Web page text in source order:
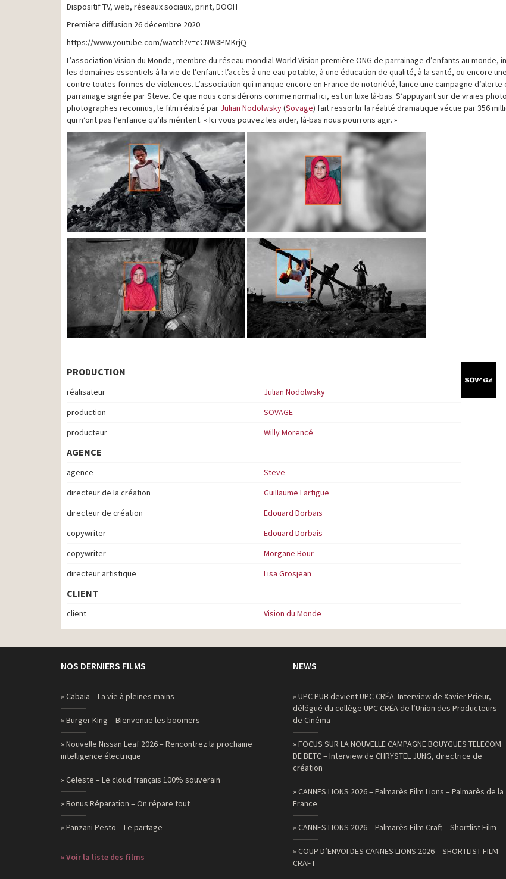
Dispositif TV, web, réseaux sociaux, print, DOOH
Première diffusion 26 décembre 2020
https://www.youtube.com/watch?v=cCNW8PMKrjQ
L’association Vision du Monde, membre du réseau mondial World Vision première ONG de parrainage d’enfants au monde,
les domaines essentiels à la vie de l’enfant : l’accès à une eau potable, à une éducation de qualité, à la santé, ou encore
contre toutes formes de violences. L’association qui manque encore en France de notoriété, lance une campagne d’alerte
parrainage signée par Steve. Ce que nous considérons comme normal ici, est un luxe là-bas. S’appuyant sur de vraies
photographes reconnus, le film réalisé par Julian Nodolwsky(Sovage) fait ressortir la réalité dramatique vécue par 356
qui n’ont pas l’enfance qu’ils méritent. « Ici vous pouvez les aider, là-bas nous pourrons agir. »
PRODUCTION
réalisateur
Julian Nodolwsky
production
SOVAGE
producteur
Willy Morencé
AGENCE
agence
Steve
directeur de la création
Guillaume Lartigue
directeur de création
Edouard Dorbais
copywriter
Edouard Dorbais
copywriter
Morgane Bour
directeur artistique
Lisa Grosjean
CLIENT
client Vision du Monde
NOS DERNIERS FILMS
» Cabaia – La vie à pleines mains
» Burger King – Bienvenue les boomers
» Nouvelle Nissan Leaf 2026 – Rencontrez la prochaine
intelligence électrique
» Celeste – Le cloud français 100% souverain
» Bonus Réparation – On répare tout
» Panzani Pesto – Le partage
» Voir la liste des films
NEWS
» UPC PUB devient UPC CRÉA. Interview de Xavier Prieur,
délégué du collège UPC CRÉA de l’Union des Producteurs
de Cinéma
» FOCUS SUR LA NOUVELLE CAMPAGNE BOUYGUES TELECOM
DE BETC – Interview de CHRYSTEL JUNG, directrice de
création
» CANNES LIONS 2026 – Palmarès Film Lions – Palmarès de la
France
» CANNES LIONS 2026 – Palmarès Film Craft – Shortlist Film
» COUP D’ENVOI DES CANNES LIONS 2026 – SHORTLIST FILM
CRAFT